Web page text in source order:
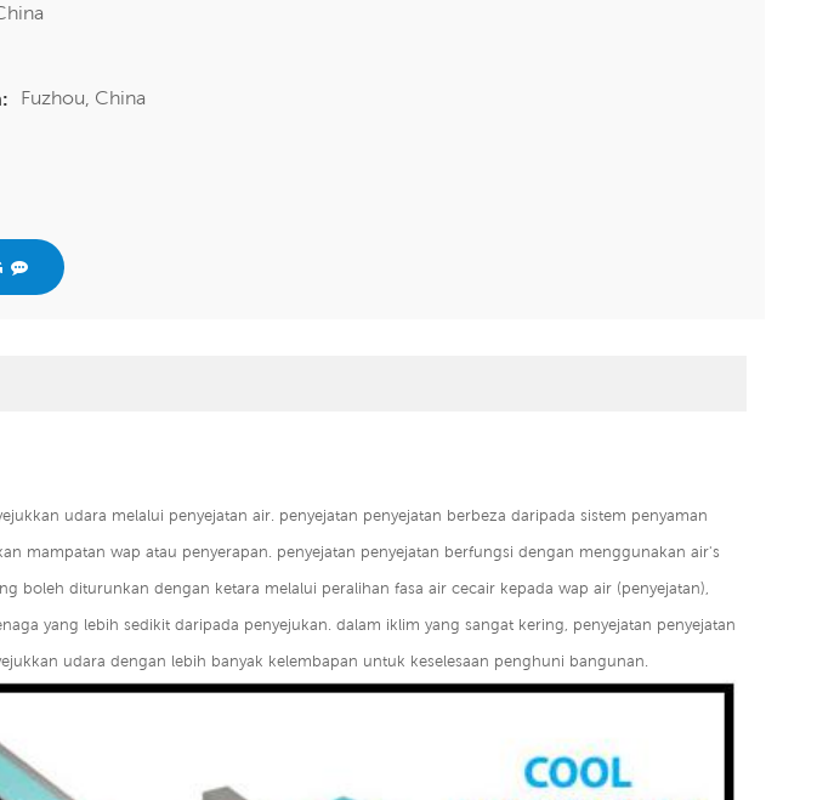
Fuzhou, China
udara melalui penyejatan air. penyejatan penyejatan berbeza daripada sistem penyaman
mampatan wap atau penyerapan. penyejatan penyejatan berfungsi dengan menggunakan air's
boleh diturunkan dengan ketara melalui peralihan fasa air cecair kepada wap air (penyejatan),
yang lebih sedikit daripada penyejukan. dalam iklim yang sangat kering, penyejatan penyejatan
udara dengan lebih banyak kelembapan untuk keselesaan penghuni bangunan.